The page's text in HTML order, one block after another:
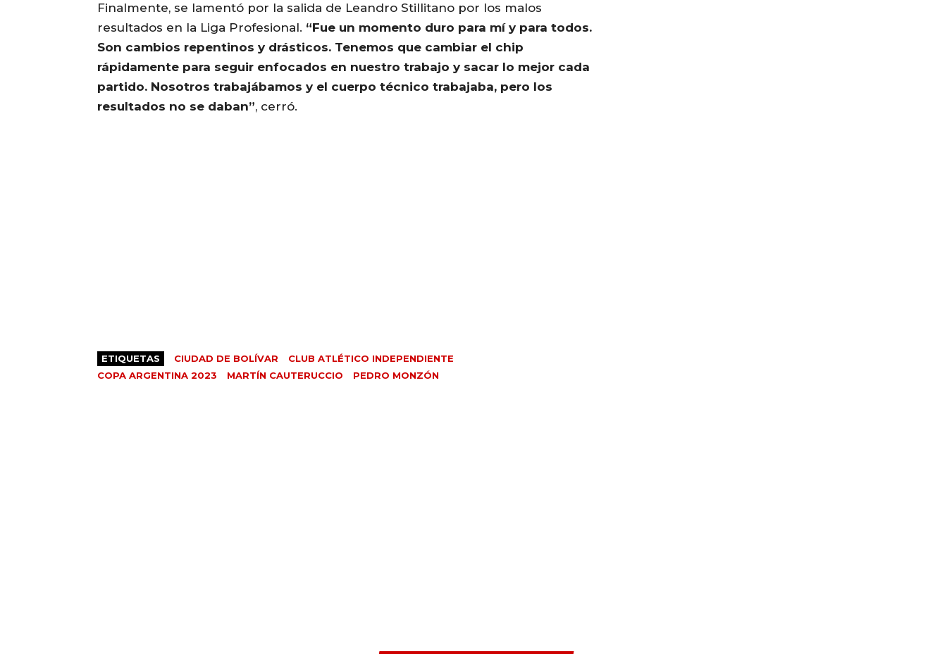
Finalmente, se lamentó por la salida de Leandro Stillitano por los malos
resultados en la Liga Profesional. “Fue un momento duro para mí y para todos.
Son cambios repentinos y drásticos. Tenemos que cambiar el chip
rápidamente para seguir enfocados en nuestro trabajo y sacar lo mejor cada
partido. Nosotros trabajábamos y el cuerpo técnico trabajaba, pero los
resultados no se daban”, cerró.
ETIQUETAS CIUDAD DE BOLÍVAR
CLUB ATLÉTICO INDEPENDIENTE
COPA ARGENTINA 2023
MARTÍN CAUTERUCCIO PEDRO MONZÓN